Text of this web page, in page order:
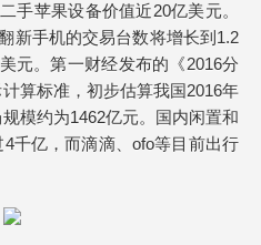
手苹果设备价值近20亿美元。
新手机的交易台数将增长到1.2
元。第一财经发布的《2016分
算标准，初步估算我国2016年
模约为1462亿元。国内闲置和
千亿，而滴滴、ofo等目前出行